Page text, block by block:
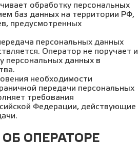
обработку персональных
баз данных на территории РФ,
предусмотренных
персональных данных
Оператор не поручает и
персональных данных в
необходимости
передачи персональных
требования
Федерации, действующие
ОПЕРАТОРЕ